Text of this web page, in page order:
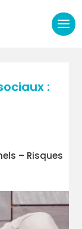
:
– Risques